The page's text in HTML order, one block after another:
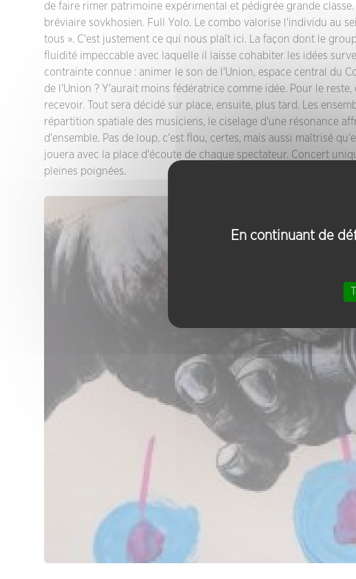
de faire rimer patrimoine expérimental et pédigrée grande
bréviaire sovkhosien. Full Yolo. Le combo valorise l'individu au
tous ». C'est justement ce qui nous plaît ici. La façon dont le
fluidité impeccable avec laquelle il laisse cohabiter les idées
contrainte connue : animer le son de l'Union, espace central du
de l'Union ? Y'aurait moins fédératrice comme idée. Pour le
recevoir. Tout sera décidé sur place, ensuite, plus tard. Les
répartition spatiale des musiciens, le ciselage d'une résonance
d'ensemble. Pas de loup, c'est flou, certes, mais aussi maîtrisé
jouera avec la place d'écoute de chaque spectateur. Concert
pleines poignées.
En continuant de